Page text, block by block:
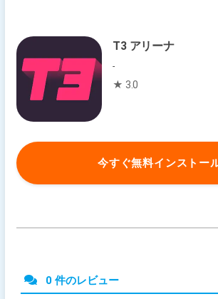
T3 アリーナ
-
★ 3.0
今すぐ無料インストー
0 件のレビュー